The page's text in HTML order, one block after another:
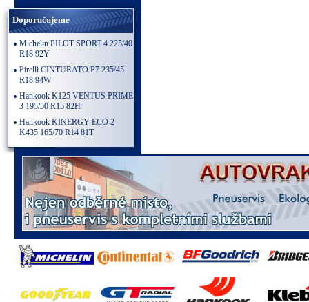
Doporučujeme
Michelin PILOT SPORT 4 225/40
R18 92Y
Pirelli CINTURATO P7 235/45
R18 94W
Hankook K125 VENTUS PRIME
3 195/50 R15 82H
Hankook KINERGY ECO 2
K435 165/70 R14 81T